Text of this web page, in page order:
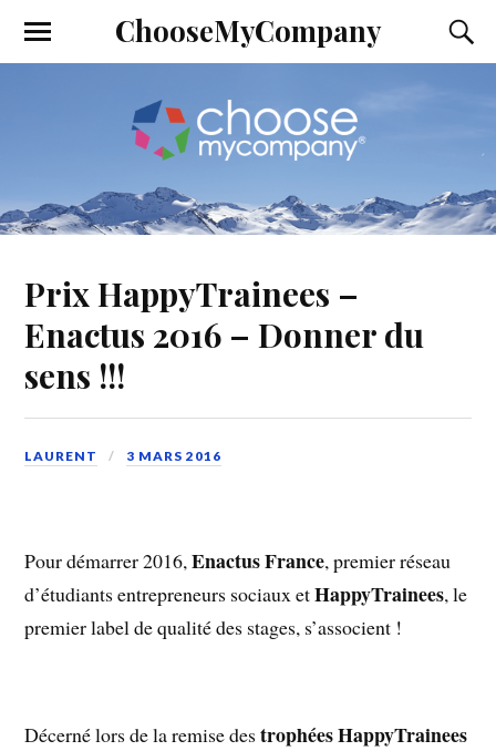
ChooseMyCompany
Prix HappyTrainees –
Enactus 2016 – Donner du
sens !!!
LAURENT 3 MARS 2016
Pour démarrer 2016,Enactus France, premier réseau
d’étudiants entrepreneurs sociaux etHappyTrainees, le
premier label de qualité des stages, s’associent !
Décerné lors de la remise destrophées HappyTrainees